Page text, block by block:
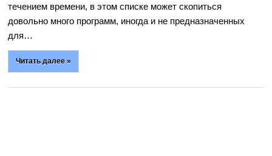
течением времени, в этом списке может скопиться
довольно много программ, иногда и не предназначенных
для…
Читать далее »